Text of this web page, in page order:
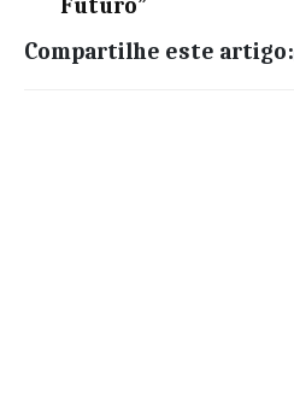
Futuro”
Compartilhe este artigo: